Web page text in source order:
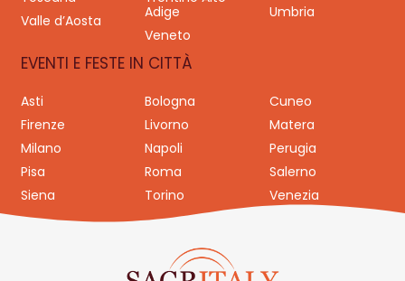
Adige
Umbria
Valle d’Aosta
Veneto
EVENTI E FESTE IN CITTÀ
Asti Bologna
Cuneo
Firenze
Livorno
Matera
Milano
Napoli
Perugia
Pisa
Roma
Salerno
Siena
Torino Venezia